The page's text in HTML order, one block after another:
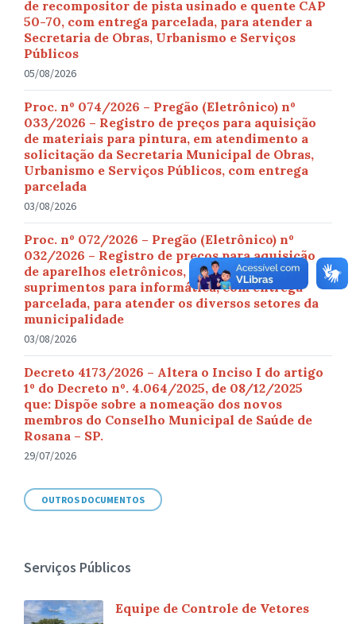
de recompositor de pista usinado e quente CAP
50-70, com entrega parcelada, para atender a
Secretaria de Obras, Urbanismo e Serviços
Públicos
05/08/2026
Proc. nº 074/2026 – Pregão (Eletrônico) nº
033/2026 – Registro de preços para aquisição
de materiais para pintura, em atendimento a
solicitação da Secretaria Municipal de Obras,
Urbanismo e Serviços Públicos, com entrega
parcelada
03/08/2026
Proc. nº 072/2026 – Pregão (Eletrônico) nº
032/2026 – Registro de preços para aquisição
de aparelhos eletrônicos, equipamentos e
suprimentos para informática, com entrega
parcelada, para atender os diversos setores da
municipalidade
03/08/2026
Decreto 4173/2026 – Altera o Inciso I do artigo
1º do Decreto nº. 4.064/2025, de 08/12/2025
que: Dispõe sobre a nomeação dos novos
membros do Conselho Municipal de Saúde de
Rosana – SP.
29/07/2026
OUTROS DOCUMENTOS
Serviços Públicos
Equipe de Controle de Vetores